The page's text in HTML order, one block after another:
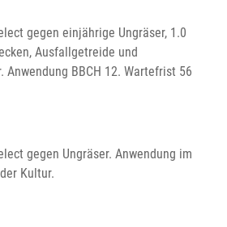
gegen einjährige Ungräser, 1.0
Ausfallgetreide und
Anwendung BBCH 12. Wartefrist 56
gegen Ungräser. Anwendung im
Kultur.